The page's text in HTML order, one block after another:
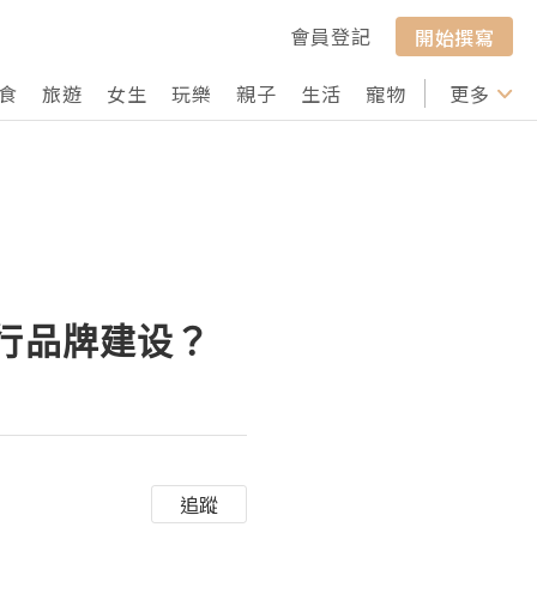
會員登記
開始撰寫
旅遊 女生 玩樂 親子 生活 寵物 行山 打卡
更多
品牌建设？
追蹤